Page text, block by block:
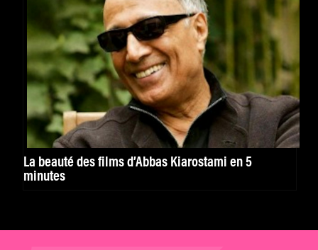
La beauté des films d’Abbas Kiarostami en 5
minutes